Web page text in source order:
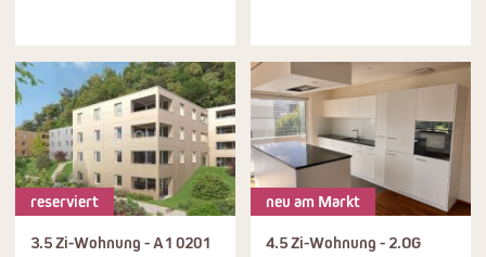
reserviert
3.5 Zi-Wohnung - A1 0201
neu am Markt
4.5 Zi-Wohnung - 2.OG